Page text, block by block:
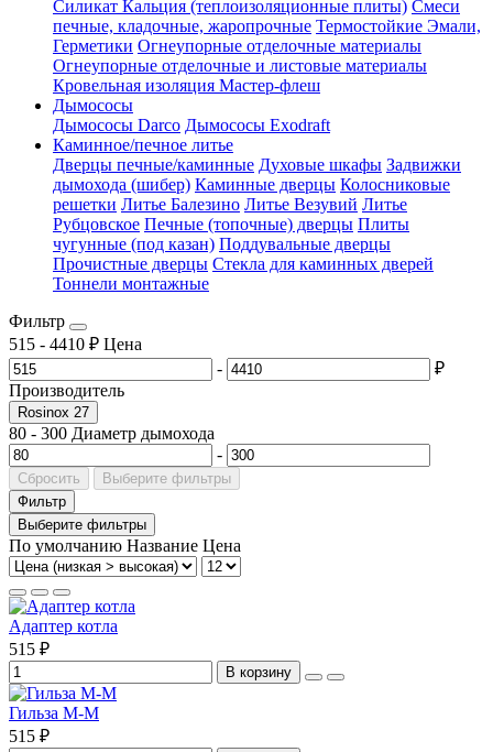
Силикат Кальция (теплоизоляционные плиты) Смеси
печные, кладочные, жаропрочные Термостойкие Эмали,
Герметики Огнеупорные отделочные материалы
Огнеупорные отделочные и листовые материалы
Кровельная изоляция Мастер-флеш
Дымососы
Дымососы Darco Дымососы Exodraft
Каминное/печное литье
Дверцы печные/каминные Духовые шкафы Задвижки
дымохода (шибер) Каминные дверцы Колосниковые
решетки Литье Балезино Литье Везувий Литье
Рубцовское Печные (топочные) дверцы Плиты
чугунные (под казан) Поддувальные дверцы
Прочистные дверцы Стекла для каминных дверей
Тоннели монтажные
Фильтр
515 - 4410 ₽ Цена
-
₽
Производитель
Rosinox 27
80 - 300 Диаметр дымохода
-
Сбросить
Выберите фильтры
Фильтр
Выберите фильтры
По умолчанию Название Цена
Адаптер котла
515 ₽
В корзину
Гильза М-М
515 ₽